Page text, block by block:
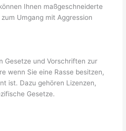
Ihnen maßgeschneiderte
Umgang mit Aggression
Gesetze und Vorschriften zur
wenn Sie eine Rasse besitzen,
ist. Dazu gehören Lizenzen,
Gesetze.